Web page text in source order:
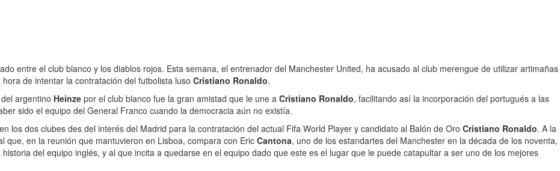
entre el club blanco y los diablos rojos. Esta semana, el entrenador del Manchester United, ha acusado al club merengue de utilizar artimañas
de intentar la contratación del futbolista luso Cristiano Ronaldo.
argentino Heinze por el club blanco fue la gran amistad que le une a Cristiano Ronaldo, facilitando así la incorporación del portugués a las
sido el equipo del General Franco cuando la democracia aún no existía.
los dos clubes des del interés del Madrid para la contratación del actual Fifa World Player y candidato al Balón de Oro Cristiano Ronaldo. A la
en la reunión que mantuvieron en Lisboa, compara con Eric Cantona, uno de los estandartes del Manchester en la década de los noventa,
del equipo inglés, y al que incita a quedarse en el equipo dado que este es el lugar que le puede catapultar a ser uno de los mejores